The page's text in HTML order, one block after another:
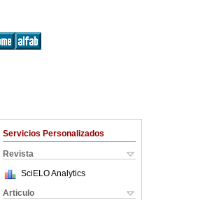
Servicios Personalizados
Revista
SciELO Analytics
Articulo